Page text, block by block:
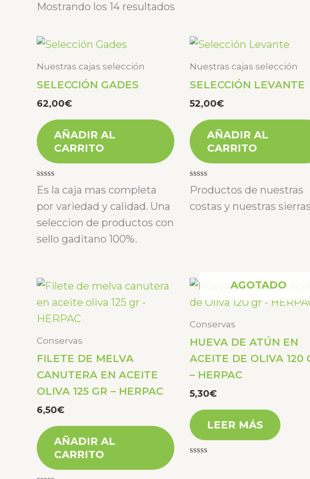
Mostrando los 14 resultados
Nuestras cajas selección
SELECCIÓN GADES
62,00€
AÑADIR AL
CARRITO
Valorado
con
0
de
5
Es la caja mas completa
por variedad y calidad. Una
seleccion de productos con
sello gaditano 100%.
Nuestras cajas selección
SELECCIÓN LEVANTE
52,00€
AÑADIR AL
CARRITO
Valorado
con
0
de
Productos de nuestras
costas y nuestras
Conservas
FILETE DE MELVA
CANUTERA EN ACEITE
OLIVA 125 GR – HERPAC
6,50€
AÑADIR AL
CARRITO
AGOTADO
Conservas
HUEVA DE ATÚN EN
ACEITE DE OLIVA 120
– HERPAC
5,30€
LEER MÁS